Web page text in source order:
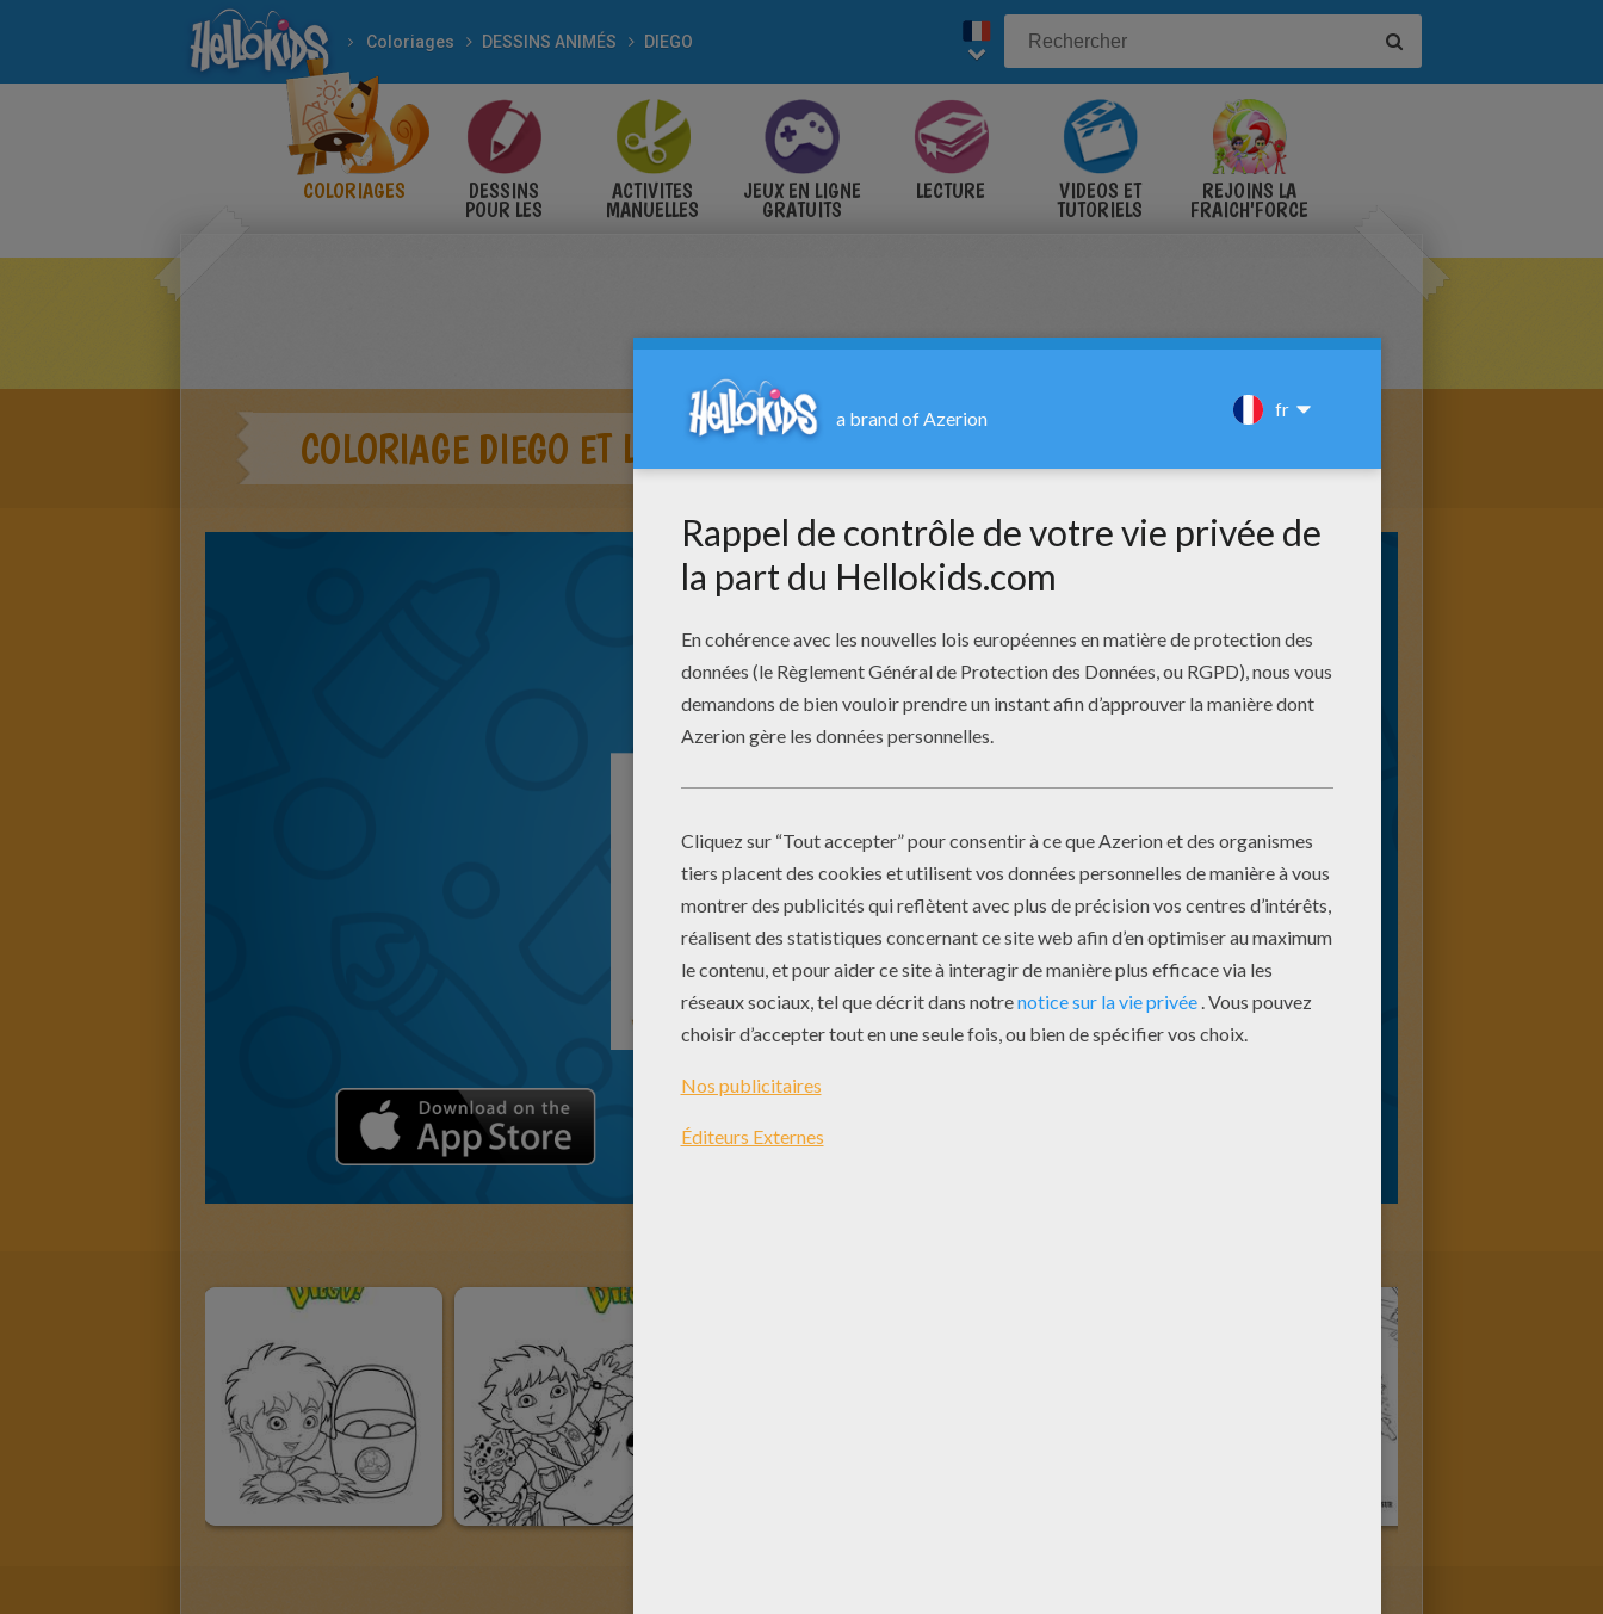
Coloriages DESSINS ANIMÉS DIEGO
COLORIAGES DESSINS
POUR LES
ACTIVITES
MANUELLES
JEUX EN LIGNE
GRATUITS
LECTURE VIDÉOS ET
TUTORIELS
REJOINS LA
FRAICH'FORCE
COLORIAGE DIEGO ET LA TORTUE